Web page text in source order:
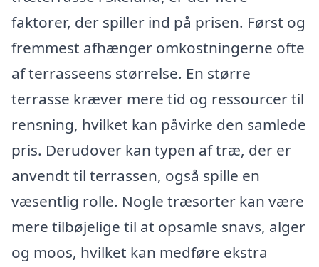
faktorer, der spiller ind på prisen. Først og
fremmest afhænger omkostningerne ofte
af terrasseens størrelse. En større
terrasse kræver mere tid og ressourcer til
rensning, hvilket kan påvirke den samlede
pris. Derudover kan typen af træ, der er
anvendt til terrassen, også spille en
væsentlig rolle. Nogle træsorter kan være
mere tilbøjelige til at opsamle snavs, alger
og moos, hvilket kan medføre ekstra